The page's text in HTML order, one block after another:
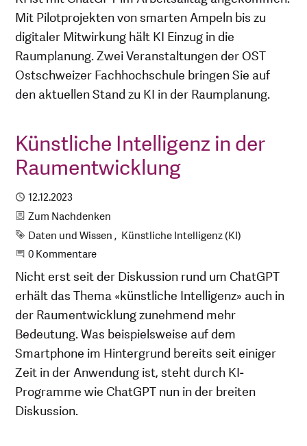
Mit Pilotprojekten von smarten Ampeln bis zu
digitaler Mitwirkung hält KI Einzug in die
Raumplanung. Zwei Veranstaltungen der OST
Ostschweizer Fachhochschule bringen Sie auf
den aktuellen Stand zu KI in der Raumplanung.
Künstliche Intelligenz in der
Raumentwicklung
Publiziert
12.12.2023
Kategorie
Zum Nachdenken
Schlagworte
Daten und Wissen
Künstliche Intelligenz (KI)
Beginne eine Unterhaltung
0 Kommentare
Nicht erst seit der Diskussion rund um ChatGPT
erhält das Thema «künstliche Intelligenz» auch in
der Raumentwicklung zunehmend mehr
Bedeutung. Was beispielsweise auf dem
Smartphone im Hintergrund bereits seit einiger
Zeit in der Anwendung ist, steht durch KI-
Programme wie ChatGPT nun in der breiten
Diskussion.